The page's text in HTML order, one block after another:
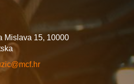
Mislava 15, 10000